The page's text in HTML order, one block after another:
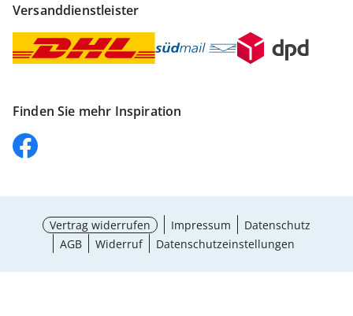
Versanddienstleister
Finden Sie mehr Inspiration
Vertrag widerrufen Impressum
Datenschutz
AGB
Widerruf Datenschutzeinstellungen